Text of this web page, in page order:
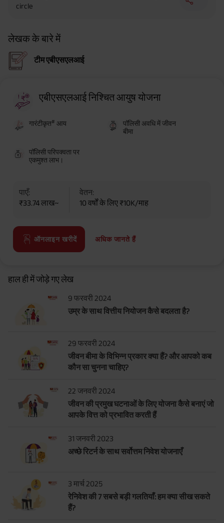
circle
लेखक के बारे में
टीम एबीएसएलआई
एबीएसएलआई निश्चित आयुष योजना
गारंटीकृत# आय
पॉलिसी अवधि में जीवन
बीमा
पॉलिसी परिपक्वता पर
एकमुश्त लाभ।
पाएँ:
₹33.74 लाख~
वेतन:
10 वर्षों के लिए ₹10K/माह
ऑनलाइन खरीदें अधिक जानते हैं
हाल ही में जोड़े गए लेख
9 फरवरी 2024
उम्र के साथ वित्तीय नियोजन कैसे बदलता है?
29 फरवरी 2024
जीवन बीमा के विभिन्न प्रकार क्या हैं? और आपको कब
कौन सा चुनना चाहिए?
22 जनवरी 2024
जीवन की प्रमुख घटनाओं के लिए योजना कैसे बनाएं जो
आपके वित्त को प्रभावित करती हैं
31 जनवरी 2023
अच्छे रिटर्न के साथ सर्वोत्तम निवेश योजनाएँ
3 मार्च 2025
रेनिवेश की 7 सबसे बड़ी गलतियाँ: हम क्या सीख सकते
हैं?